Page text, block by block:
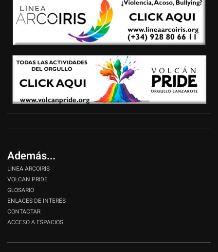
Además...
LINEA ARCOIRIS
VOLCAN PRIDE
GLOSARIO
ENLACES DE INTERÉS
CONTACTAR
ACCESO A ESPACIOS